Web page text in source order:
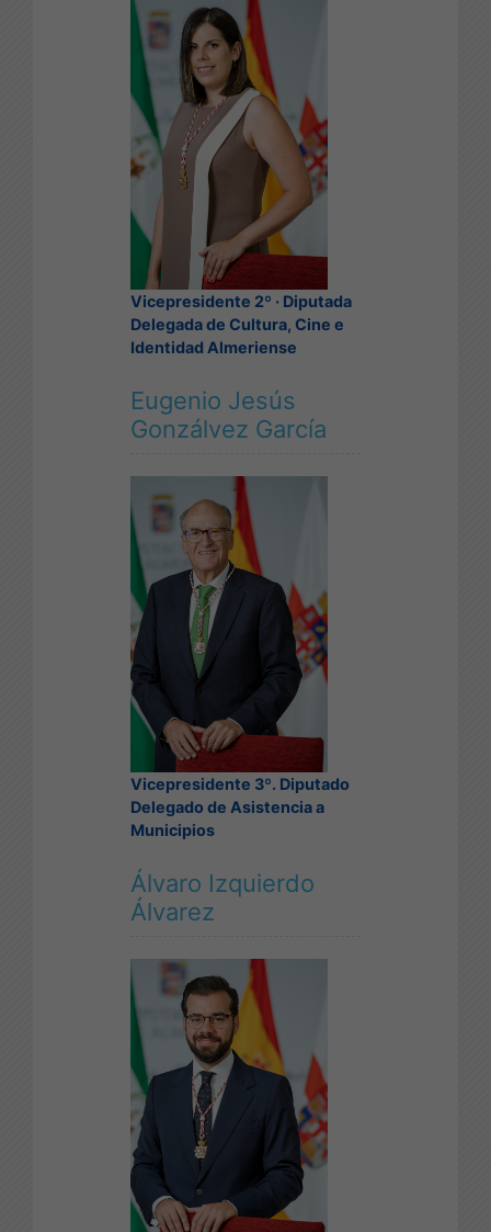
Vicepresidente 2º · Diputada
Delegada de Cultura, Cine e
Identidad Almeriense
Eugenio Jesús
Gonzálvez García
Vicepresidente 3º. Diputado
Delegado de Asistencia a
Municipios
Álvaro Izquierdo
Álvarez